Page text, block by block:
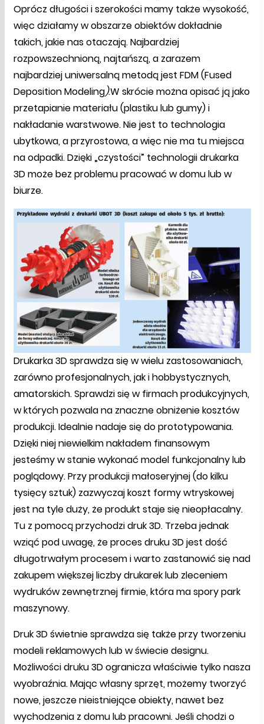
Oprócz długości i szerokości mamy także wysokość,
więc działamy w obszarze obiektów dokładnie
takich, jakie nas otaczają. Najbardziej
rozpowszechnioną, najtańszą, a zarazem
najbardziej uniwersalną metodą jest FDM (Fused
Deposition Modeling).W skrócie można opisać ją jako
przetapianie materiału (plastiku lub gumy) i
nakładanie warstwowe. Nie jest to technologia
ubytkowa, a przyrostowa, a więc nie ma tu miejsca
na odpadki. Dzięki „czystości” technologii drukarka
3D może bez problemu pracować w domu lub w
biurze.
Drukarka 3D sprawdza się w wielu zastosowaniach,
zarówno profesjonalnych, jak i hobbystycznych,
amatorskich. Sprawdzi się w firmach produkcyjnych,
w których pozwala na znaczne obniżenie kosztów
produkcji. Idealnie nadaje się do prototypowania.
Dzięki niej niewielkim nakładem finansowym
jesteśmy w stanie wykonać model funkcjonalny lub
poglądowy. Przy produkcji małoseryjnej (do kilku
tysięcy sztuk) zazwyczaj koszt formy wtryskowej
jest na tyle duży, że produkt staje się nieopłacalny.
Tu z pomocą przychodzi druk 3D. Trzeba jednak
wziąć pod uwagę, że proces druku 3D jest dość
długotrwałym procesem i warto zastanowić się nad
zakupem większej liczby drukarek lub zleceniem
wydruków zewnętrznej firmie, która ma spory park
maszynowy.
Druk 3D świetnie sprawdza się także przy tworzeniu
modeli reklamowych lub w świecie designu.
Możliwości druku 3D ogranicza właściwie tylko nasza
wyobraźnia. Mając własny sprzęt, możemy tworzyć
nowe, jeszcze nieistniejące obiekty, nawet bez
wychodzenia z domu lub pracowni. Jeśli chodzi o